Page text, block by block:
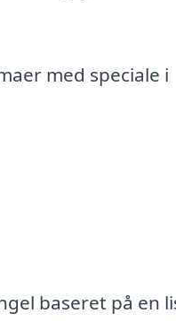
med speciale i
baseret på en